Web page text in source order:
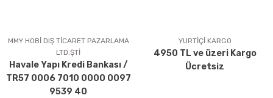
Ürün açıklamasında eksik bilgiler bulunuyor.
Ürün bilgilerinde hatalar bulunuyor.
Ürün fiyatı diğer sitelerden daha pahalı.
Bu ürüne benzer farklı alternatifler olmalı.
MMY HOBİ DIŞ TİCARET PAZARLAMA
LTD.ŞTİ
Havale Yapı Kredi Bankası /
TR57 0006 7010 0000 0097
9539 40
YURTİÇİ KARGO
4950 TL ve üzeri Kargo
Ücretsiz